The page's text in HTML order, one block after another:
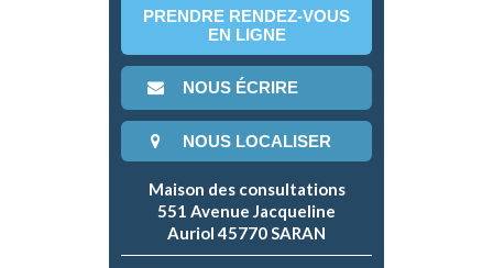
PRENDRE RENDEZ-VOUS
EN LIGNE
NOUS ÉCRIRE
NOUS LOCALISER
Maison des consultations
551 Avenue Jacqueline
Auriol 45770 SARAN